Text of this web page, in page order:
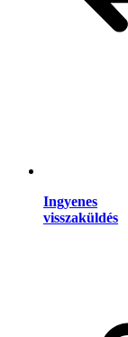
Ingyenes
visszaküldés